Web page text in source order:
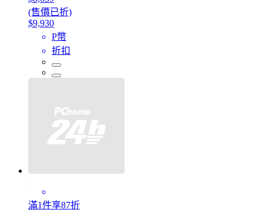
(售價已折)
$9,930
P幣
折扣
滿1件享87折